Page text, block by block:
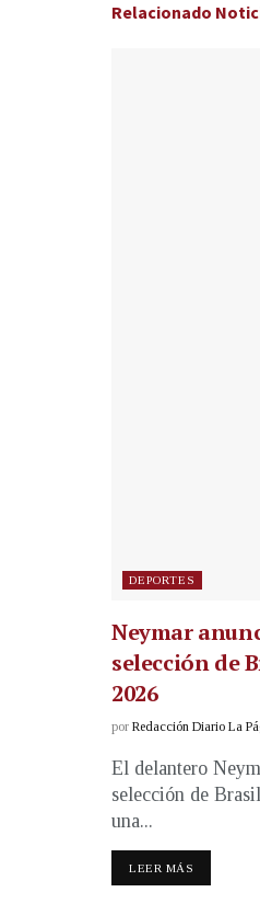
Relacionado
DEPORTES
Neymar
selección de
2026
por Redacción Diario La
El delantero
selección de
una...
LEER MÁS